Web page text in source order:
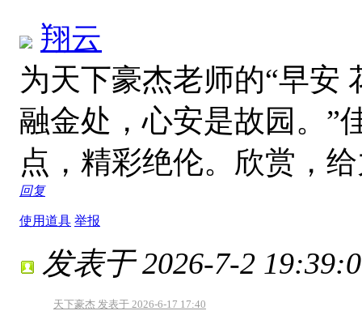
翔云
为天下豪杰老师的“早安
融金处，心安是故园。”
点，精彩绝伦。欣赏，
回复
使用道具 举报
发表于 2026-7-2
天下豪杰 发表于 2026-6-17 17:40